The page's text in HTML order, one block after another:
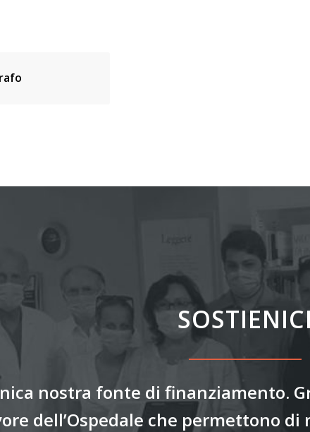
SOSTIENICI
nostra fonte di finanziamento.
dell’Ospedale che permettono